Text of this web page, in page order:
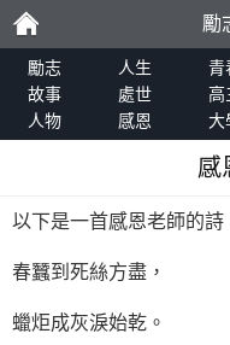
勵
志
勵
勵志 人生 青
故事
處世 高
人物
感恩 大
感
以下是一首感恩老師的詩
春蠶到死絲方盡，
蠟炬成灰淚始乾。